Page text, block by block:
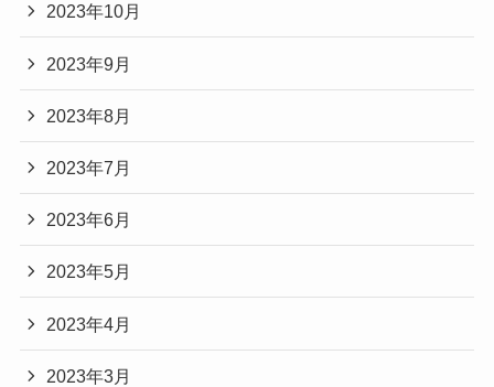
2023年10月
2023年9月
2023年8月
2023年7月
2023年6月
2023年5月
2023年4月
2023年3月